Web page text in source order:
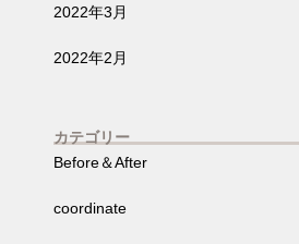
2022年3月
2022年2月
カテゴリー
Before＆After
coordinate